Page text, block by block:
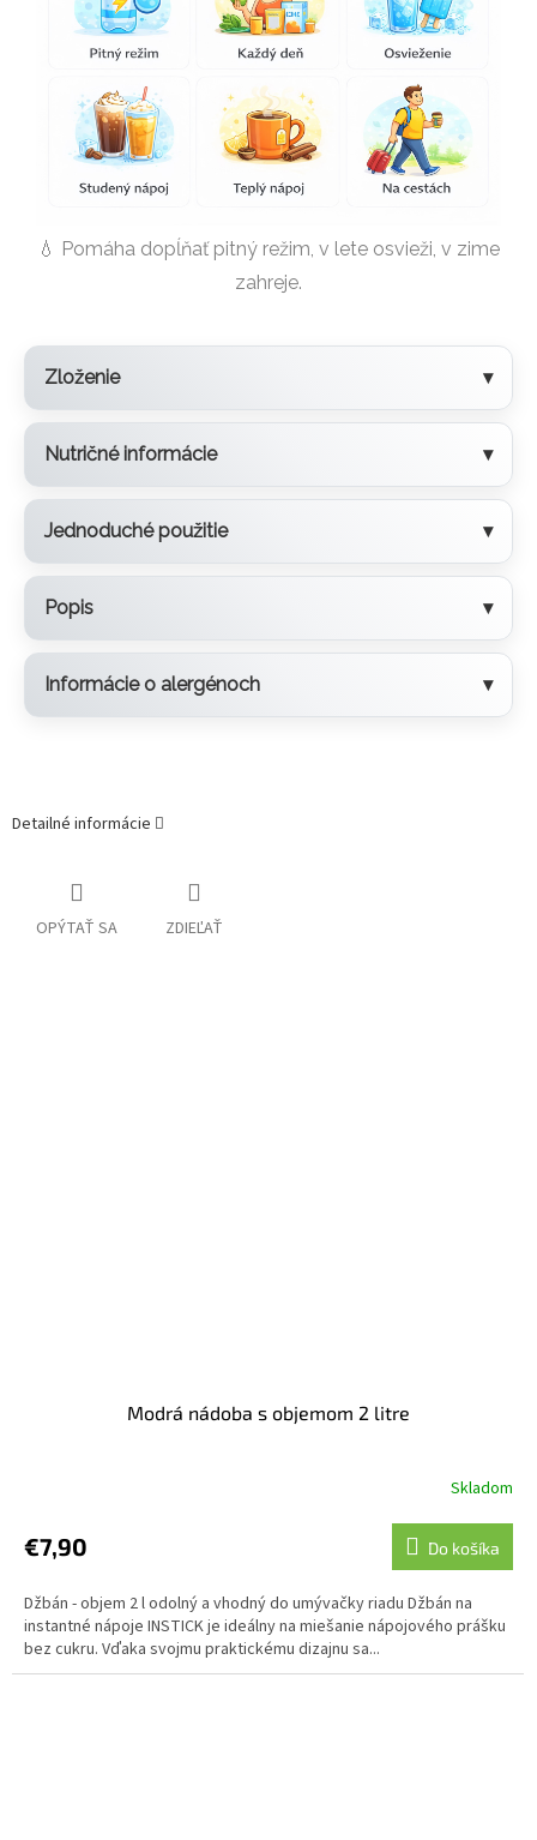
💧 Pomáha dopĺňať pitný režim, v lete osvieži, v zime
zahreje.
Zloženie
Nutričné informácie
Jednoduché použitie
Popis
Informácie o alergénoch
Detailné informácie
OPÝTAŤ SA ZDIEĽAŤ
Modrá nádoba s objemom 2 litre
Skladom
€7,90 Do košíka
Džbán - objem 2 l odolný a vhodný do umývačky riadu Džbán na
instantné nápoje INSTICK je ideálny na miešanie nápojového prášku
bez cukru. Vďaka svojmu praktickému dizajnu sa...